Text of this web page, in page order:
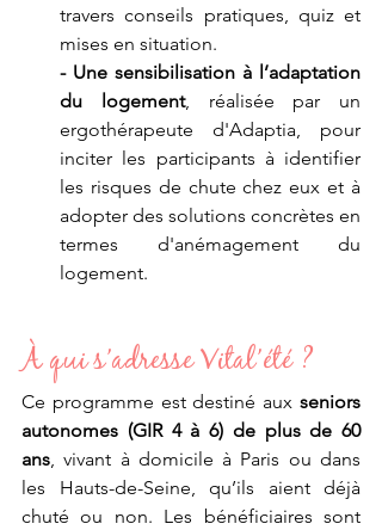
travers conseils pratiques, quiz et
mises en situation.
- Une sensibilisation à l’adaptation
du logement, réalisée par un
ergothérapeute d'Adaptia, pour
inciter les participants à identifier
les risques de chute chez eux et à
adopter des solutions concrètes en
termes d'anémagement du
logement.
À qui s’adresse Vital’été ?
Ce programme est destiné aux seniors
autonomes (GIR 4 à 6) de plus de 60
ans, vivant à domicile à Paris ou dans
les Hauts-de-Seine, qu’ils aient déjà
chuté ou non. Les bénéficiaires sont